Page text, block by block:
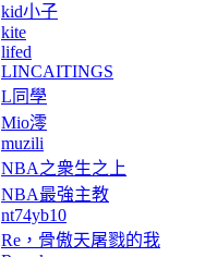
kid小子
kite
lifed
LINCAITINGS
L同學
Mio澪
muzili
NBA之衆生之上
NBA最強主教
nt74yb10
Re，骨傲天屠戮的我